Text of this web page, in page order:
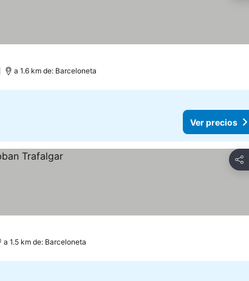
a 1.6 km de: Barceloneta
Ver precios
a 1.5 km de: Barceloneta